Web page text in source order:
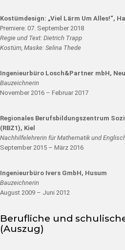
Kostümdesign: „Viel Lärm Um Alles!“,
Premiere: 07. September 2018
Regie und Text: Dietrich Trapp
Kostüm, Maske: Selina Thede
Ingenieurbüro Losch&Partner mbH,
Bauzeichnerin
November 2016 – Februar 2017
Regionales Berufsbildungszentrum
(RBZ1), Kiel
Nachhilfelehrerin für Mathematik und
September 2015 – März 2016
Ingenieurbüro Ivers GmbH, Husum
Bauzeichnerin
August 2009 – Juni 2012
Berufliche und
(Auszug)